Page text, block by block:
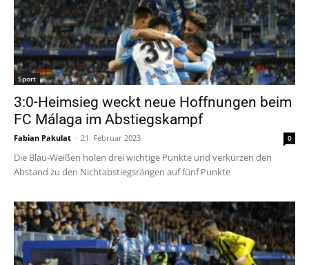
Sport
3:0-Heimsieg weckt neue Hoffnungen beim
FC Málaga im Abstiegskampf
Fabian Pakulat - 21. Februar 2023 0
Die Blau-Weißen holen drei wichtige Punkte und verkürzen den
Abstand zu den Nichtabstiegsrängen auf fünf Punkte